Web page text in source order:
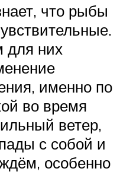
что рыбы
них
именно по
во время
ветер,
с собой и
особенно